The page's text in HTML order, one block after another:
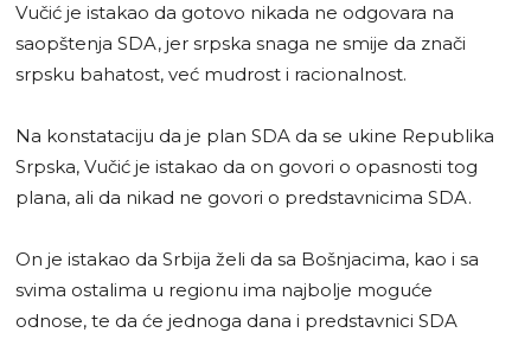
Vučić je istakao da gotovo nikada ne odgovara na
saopštenja SDA, jer srpska snaga ne smije da znači
srpsku bahatost, već mudrost i racionalnost.
Na konstataciju da je plan SDA da se ukine Republika
Srpska, Vučić je istakao da on govori o opasnosti tog
plana, ali da nikad ne govori o predstavnicima SDA.
On je istakao da Srbija želi da sa Bošnjacima, kao i sa
svima ostalima u regionu ima najbolje moguće
odnose, te da će jednoga dana i predstavnici SDA